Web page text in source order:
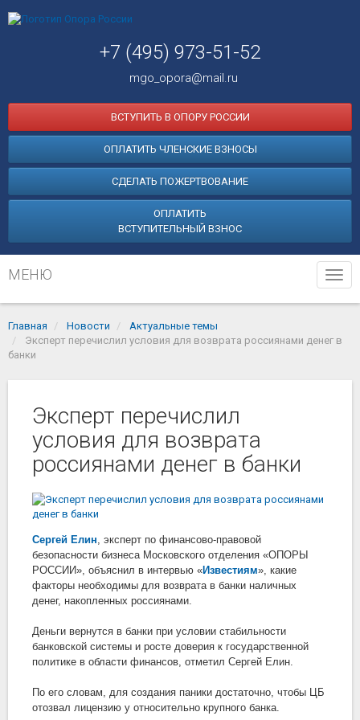
+7 (495) 973-51-52
mgo_opora@mail.ru
ВСТУПИТЬ В ОПОРУ РОССИИ
ОПЛАТИТЬ ЧЛЕНСКИЕ ВЗНОСЫ
СДЕЛАТЬ ПОЖЕРТВОВАНИЕ
ОПЛАТИТЬ
ВСТУПИТЕЛЬНЫЙ ВЗНОС
МЕНЮ
Главная Новости
Актуальные темы
Эксперт перечислил условия для возврата россиянами денег в
банки
Эксперт перечислил
условия для возврата
россиянами денег в банки
Сергей Елин, эксперт по финансово-правовой
безопасности бизнеса Московского отделения «ОПОРЫ
РОССИИ», объяснил в интервью «Известиям», какие
факторы необходимы для возврата в банки наличных
денег, накопленных россиянами.
Деньги вернутся в банки при условии стабильности
банковской системы и росте доверия к государственной
политике в области финансов, отметил Сергей Елин.
По его словам, для создания паники достаточно, чтобы ЦБ
отозвал лицензию у относительно крупного банка.